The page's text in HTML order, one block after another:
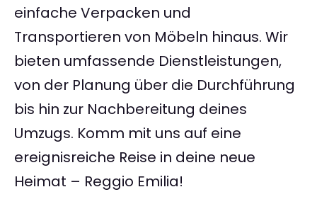
einfache Verpacken und
Transportieren von Möbeln hinaus. Wir
bieten umfassende Dienstleistungen,
von der Planung über die Durchführung
bis hin zur Nachbereitung deines
Umzugs. Komm mit uns auf eine
ereignisreiche Reise in deine neue
Heimat – Reggio Emilia!